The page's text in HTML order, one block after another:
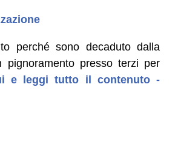
perché sono decaduto dalla
presso terzi per
e leggi tutto il contenuto -